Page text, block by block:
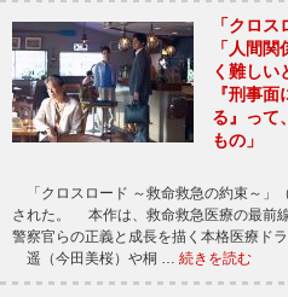
「クロ
「人間
く難しい
『刑事
る』って
もの」
「クロスロード ～救命救急の約束～」
された。 本作は、救命救急医療の最前
警察官らの正義と成長を描く本格医療ド
遥（今田美桜）や桐 … 続きを読む